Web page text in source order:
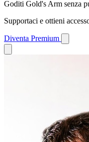
Goditi Gold's Arm senza
Supportaci e ottieni
Diventa Premium